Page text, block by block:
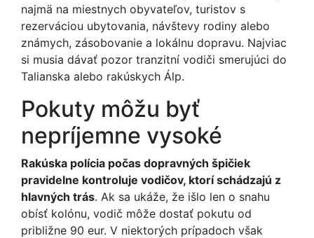
najmä na miestnych obyvateľov, turistov s
rezerváciou ubytovania, návštevy rodiny alebo
známych, zásobovanie a lokálnu dopravu. Najviac
si musia dávať pozor tranzitní vodiči smerujúci do
Talianska alebo rakúskych Álp.
Pokuty môžu byť
nepríjemne vysoké
Rakúska polícia počas dopravných špičiek
pravidelne kontroluje vodičov, ktorí schádzajú z
hlavných trás. Ak sa ukáže, že išlo len o snahu
obísť kolónu, vodič môže dostať pokutu od
približne 90 eur. V niektorých prípadoch však